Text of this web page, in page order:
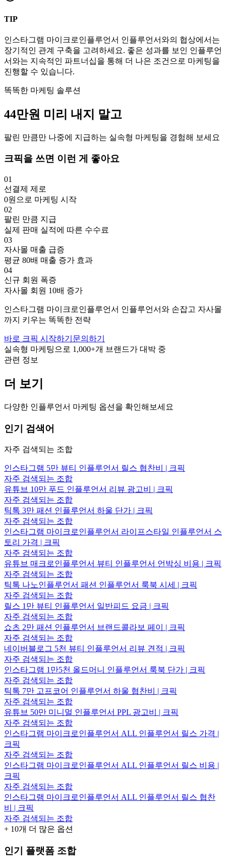
TIP
인스타그램 마이크로인플루언서 인플루언서와의 협상에서는
장기적인 관계 구축을 고려하세요. 좋은 성과를 보인 인플루언
서와는 지속적인 파트너십을 통해 더 나은 조건으로 마케팅을
진행할 수 있습니다.
똑똑한 마케팅 솔루션
44만원 미리 내지 말고
팔린 만큼만 나중에 지급하는 실속형 마케팅을 경험해 보세요
크픽을 쓰면 이런 게 좋아요
01
선결제 제로
0원으로 마케팅 시작
02
팔린 만큼 지급
실제 판매 실적에 따른 수수료
03
자사몰 매출 급증
평균 80배 매출 증가 효과
04
신규 회원 폭증
자사몰 회원 10배 증가
인스타그램 마이크로인플루언서 인플루언서와 손잡고 자사몰
까지 키우는 똑똑한 전략
바로 크픽 시작하기 문의하기
실속형 마케팅으로 1,000+개 브랜드가 대박 중
관련 정보
더 보기
다양한 인플루언서 마케팅 옵션을 확인해보세요
인기 검색어
자주 검색되는 조합
인스타그램 5만 뷰티 인플루언서 릴스 협찬비 | 크픽
자주 검색되는 조합
유튜브 10만 푸드 인플루언서 리뷰 광고비 | 크픽
자주 검색되는 조합
틱톡 3만 패션 인플루언서 하울 단가 | 크픽
자주 검색되는 조합
인스타그램 마이크로인플루언서 라이프스타일 인플루언서 스
토리 가격 | 크픽
자주 검색되는 조합
유튜브 매크로인플루언서 뷰티 인플루언서 언박싱 비용 | 크픽
자주 검색되는 조합
틱톡 나노인플루언서 패션 인플루언서 룩북 시세 | 크픽
자주 검색되는 조합
릴스 1만 뷰티 인플루언서 일반피드 요금 | 크픽
자주 검색되는 조합
쇼츠 2만 패션 인플루언서 브랜드콜라보 페이 | 크픽
자주 검색되는 조합
네이버블로그 5천 뷰티 인플루언서 리뷰 견적 | 크픽
자주 검색되는 조합
인스타그램 1만5천 올드머니 인플루언서 룩북 단가 | 크픽
자주 검색되는 조합
틱톡 7만 고프코어 인플루언서 하울 협찬비 | 크픽
자주 검색되는 조합
유튜브 50만 미니멀 인플루언서 PPL 광고비 | 크픽
자주 검색되는 조합
인스타그램 마이크로인플루언서 ALL 인플루언서 릴스 가격 |
크픽
자주 검색되는 조합
인스타그램 마이크로인플루언서 ALL 인플루언서 릴스 비용 |
크픽
자주 검색되는 조합
인스타그램 마이크로인플루언서 ALL 인플루언서 릴스 협찬
비 | 크픽
자주 검색되는 조합
+ 10개 더 많은 옵션
인기 플랫폼 조합